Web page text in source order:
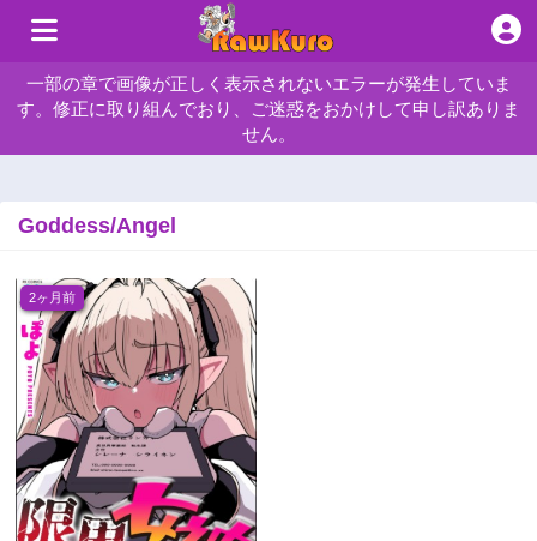
一部の章で画像が正しく表示されないエラーが発生していま
す。修正に取り組んでおり、ご迷惑をおかけして申し訳ありま
せん。
Goddess/Angel
2ヶ月前